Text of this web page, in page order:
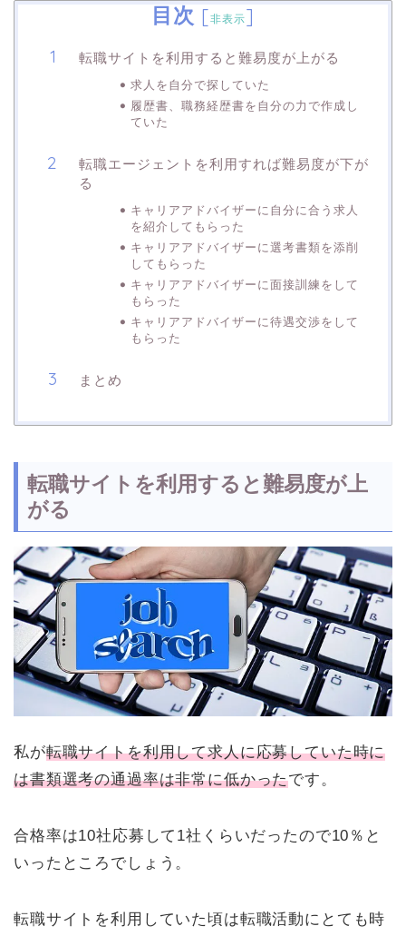
目次 [非表示]
転職サイトを利用すると難易度が上がる
求人を自分で探していた
履歴書、職務経歴書を自分の力で作成し
ていた
転職エージェントを利用すれば難易度が下が
る
キャリアアドバイザーに自分に合う求人
を紹介してもらった
キャリアアドバイザーに選考書類を添削
してもらった
キャリアアドバイザーに面接訓練をして
もらった
キャリアアドバイザーに待遇交渉をして
もらった
まとめ
転職サイトを利用すると難易度が上
がる
私が転職サイトを利用して求人に応募していた時に
は書類選考の通過率は非常に低かったです。
合格率は10社応募して1社くらいだったので10％と
いったところでしょう。
転職サイトを利用していた頃は転職活動にとても時